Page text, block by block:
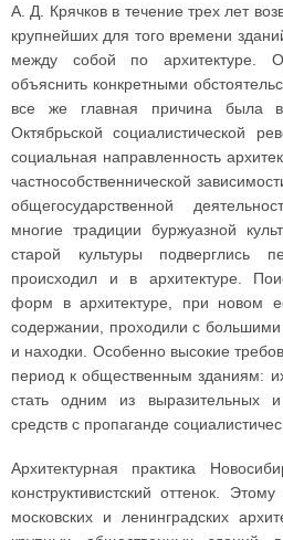
А. Д. Крячков в течение трех лет
крупнейших для того времени
между собой по архитектуре.
объяснить конкретными
все же главная причина была
Октябрьской социалистической
социальная направленность
частнособственнической
общегосударственной
многие традиции буржуазной
старой культуры подверглись
происходил и в архитектуре.
форм в архитектуре, при новом
содержании, проходили с
и находки. Особенно высокие
период к общественным зданиям:
стать одним из выразительных и
средств с пропаганде
Архитектурная практика
конструктивистский оттенок.
московских и ленинградских